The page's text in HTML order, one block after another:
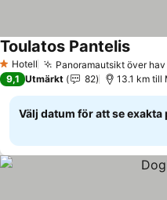
1 Stjärnor
Hotell Panoramautsikt över
Toulatos PantelisSe
9,1 Utmärkt 82 13.1 km till
Välj datum för att se exakta